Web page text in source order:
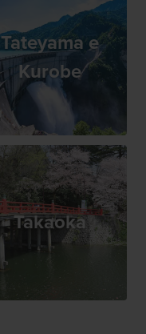
Tateyama e
Kurobe
Takaoka